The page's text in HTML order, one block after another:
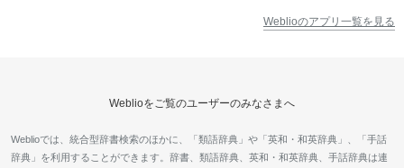
Weblioのアプリ一覧を見る
Weblioをご覧のユーザーのみなさまへ
Weblioでは、統合型辞書検索のほかに、「類語辞典」や「英和・和英辞典」、「手話
辞典」を利用することができます。辞書、類語辞典、英和・和英辞典、手話辞典は連